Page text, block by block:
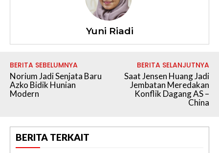
Yuni Riadi
BERITA SEBELUMNYA
Norium Jadi Senjata Baru
Azko Bidik Hunian
Modern
BERITA SELANJUTNYA
Saat Jensen Huang Jadi
Jembatan Meredakan
Konflik Dagang AS –
China
BERITA TERKAIT